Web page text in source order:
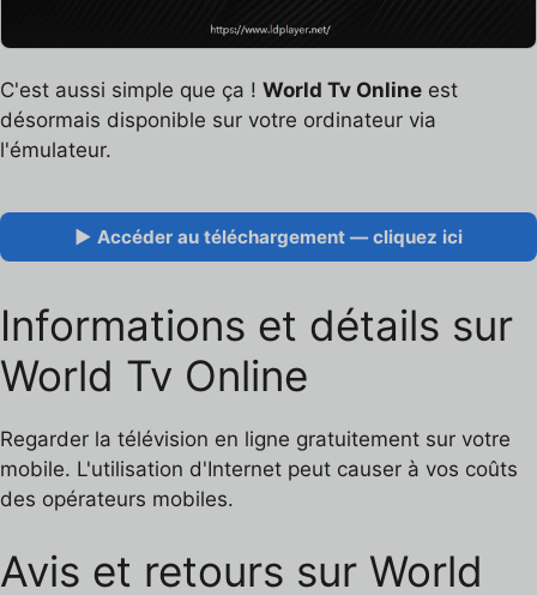
C'est aussi simple que ça ! World Tv Online est
désormais disponible sur votre ordinateur via
l'émulateur.
▶ Accéder au téléchargement — cliquez ici
Informations et détails sur
World Tv Online
Regarder la télévision en ligne gratuitement sur votre
mobile. L'utilisation d'Internet peut causer à vos coûts
des opérateurs mobiles.
Avis et retours sur World